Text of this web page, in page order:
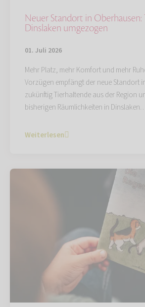
Neuer Standort in Oberhausen:
Dinslaken umgezogen
01. Juli 2026
Mehr Platz, mehr Komfort und mehr
Vorzügen empfängt der neue Standort
zukünftig Tierhaltende aus der Region
bisherigen Räumlichkeiten in
Weiterlesen